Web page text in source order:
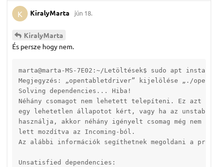
K KiralyMarta jún 18.
KiralyMarta
És persze hogy nem.
marta@marta-MS-7E02:~/Letöltések$ sudo apt
Megjegyzés: „opentabletdriver” kijelölése „./
Solving dependencies... Hiba!
Néhány csomagot nem lehetett telepíteni. Ez azt
egy lehetetlen állapotot kért, vagy ha az
használja, akkor néhány igényelt csomag még nem
lett mozdítva az Incoming-ból.
Az alábbi információk segíthetnek megoldani a
Unsatisfied dependencies: